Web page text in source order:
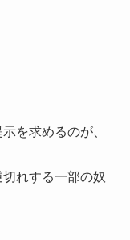
を求めるのが、
れする一部の奴